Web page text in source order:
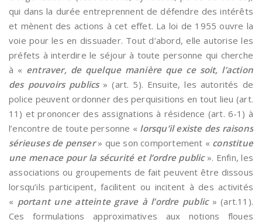
qui dans la durée entreprennent de défendre des intérêts
et mènent des actions à cet effet. La loi de 1955 ouvre la
voie pour les en dissuader. Tout d’abord, elle autorise les
préfets à interdire le séjour à toute personne qui cherche
à « entraver, de quelque manière que ce soit, l’action
des pouvoirs publics » (art. 5). Ensuite, les autorités de
police peuvent ordonner des perquisitions en tout lieu (art.
11) et prononcer des assignations à résidence (art. 6-1) à
l’encontre de toute personne « lorsqu’il existe des raisons
sérieuses de penser» que son comportement « constitue
une menace pour la sécurité et l’ordre public». Enfin, les
associations ou groupements de fait peuvent être dissous
lorsqu’ils participent, facilitent ou incitent à des activités
« portant une atteinte grave à l’ordre public» (art.11).
Ces formulations approximatives aux notions floues